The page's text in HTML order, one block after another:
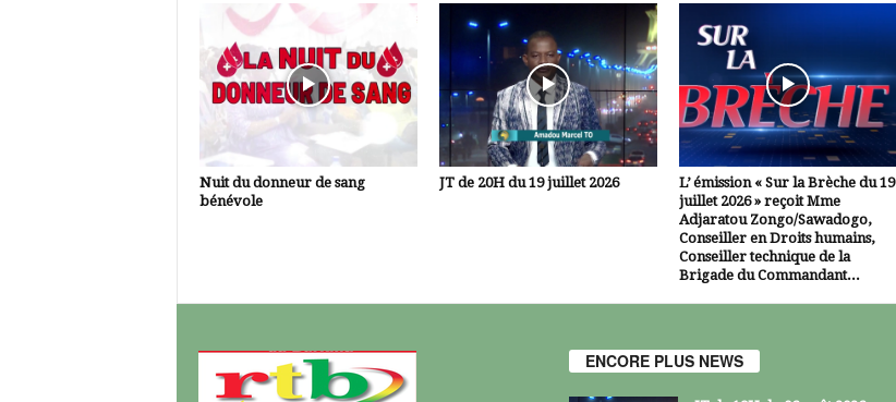
Nuit du donneur de sang
bénévole
JT de 20H du 19 juillet 2026
L’ émission « Sur la Brèche du 19
juillet 2026 » reçoit Mme
Adjaratou Zongo/Sawadogo,
Conseiller en Droits humains,
Conseiller technique de la
Brigade du Commandant...
ENCORE PLUS NEWS